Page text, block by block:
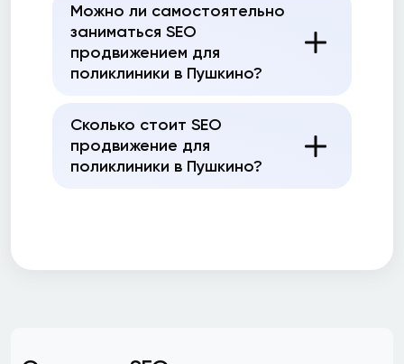
Можно ли самостоятельно
заниматься SEO
продвижением для
поликлиники в Пушкино?
Сколько стоит SEO
продвижение для
поликлиники в Пушкино?